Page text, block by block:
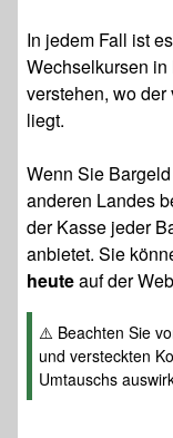
In jedem Fall ist
Wechselkursen in
verstehen, wo der
liegt.
Wenn Sie
anderen Landes
der Kasse jeder
anbietet. Sie
heuteauf der
⚠️ Beachten Sie
und versteckten
Umtauschs